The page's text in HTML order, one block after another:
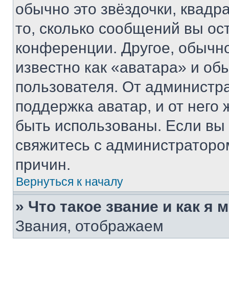
обычно это звёздочки,
то, сколько сообщений вы
конференции. Другое,
известно как «аватара» и
пользователя. От
поддержка аватар, и от него
быть использованы. Если
свяжитесь с
причин.
Вернуться к началу
» Что такое звание и как я
Звания, отображаем